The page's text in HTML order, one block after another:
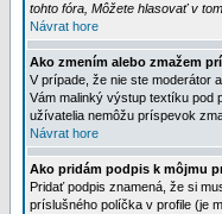
tohto fóra, Môžete hlasovať v
Návrat hore
Ako zmením alebo zmažem
V prípade, že nie ste moderátor
Vám malinký výstup textíku pod
užívatelia nemôžu príspevok
Návrat hore
Ako pridám podpis k môjmu
Pridať podpis znamená, že si
príslušného políčka v profile (je